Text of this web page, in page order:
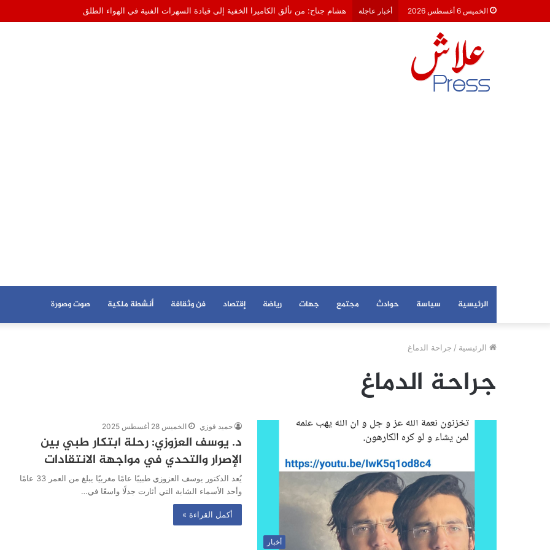
الخميس 6 أغسطس 2026 أخبار عاجلة معركة 23 شتنبر 2026: هل أصبحت الأحزاب السياسية مجرد محطات لـ “الترحال الانتخابي”؟
الرئيسية سياسة حوادث مجتمع جهات رياضة إقتصاد فن وثقافة أنشطة ملكية صوت وصورة
الرئيسية / جراحة الدماغ
جراحة الدماغ
أخبار
حميد فوزي الخميس 28 أغسطس 2025
د. يوسف العزوزي: رحلة ابتكار طبي بين
الإصرار والتحدي في مواجهة الانتقادات
يُعد الدكتور يوسف العزوزي طبيبًا عامًا مغربيًا يبلغ من العمر 33 عامًا
وأحد الأسماء الشابة التي أثارت جدلًا واسعًا في…
أكمل القراءة »